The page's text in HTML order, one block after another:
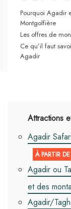
Pourquoi Agadir
Montgolfière
Les offres de
Ce qu’il faut
Agadir
Attractions
Agadir
À PARTIR
Agadir ou
et des
Agadir/